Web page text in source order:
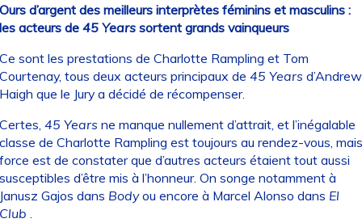
d’argent des meilleurs interprètes féminins et masculins :
acteurs de 45 Yearssortent grands vainqueurs
sont les prestations de Charlotte Rampling et Tom
tous deux acteurs principaux de 45 Years d’Andrew
que le Jury a décidé de récompenser.
45 Years ne manque nullement d’attrait, et l’inégalable
de Charlotte Rampling est toujours au rendez-vous, mais
est de constater que d’autres acteurs étaient tout aussi
d’être mis à l’honneur. On songe notamment à
Gajos dans Bodyou encore à Marcel Alonso dans El
.